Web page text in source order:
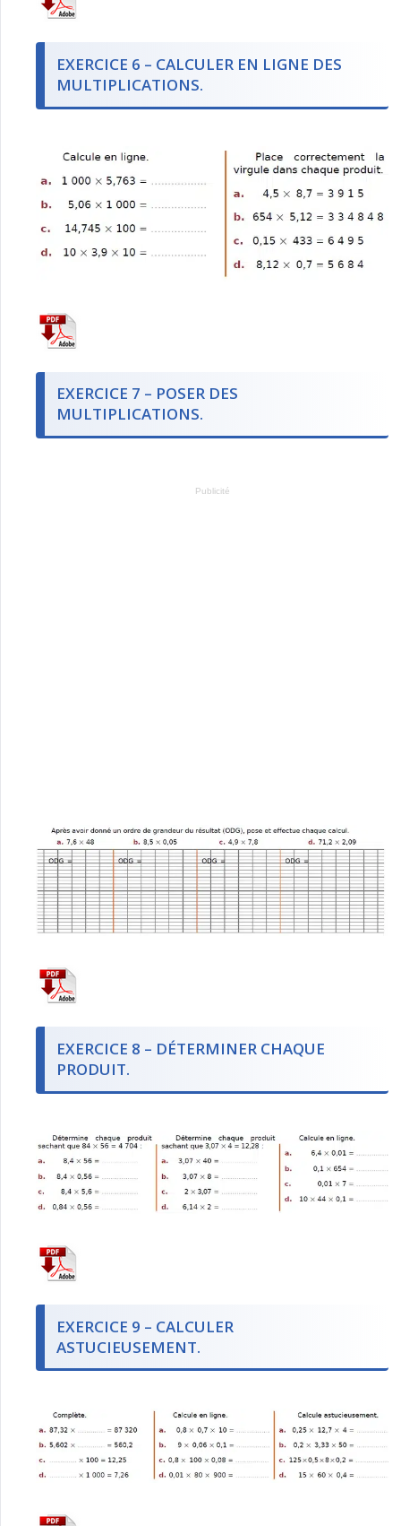
EXERCICE 6 – CALCULER EN LIGNE DES
MULTIPLICATIONS.
EXERCICE 7 – POSER DES
MULTIPLICATIONS.
Publicité
EXERCICE 8 – DÉTERMINER CHAQUE
PRODUIT.
EXERCICE 9 – CALCULER
ASTUCIEUSEMENT.